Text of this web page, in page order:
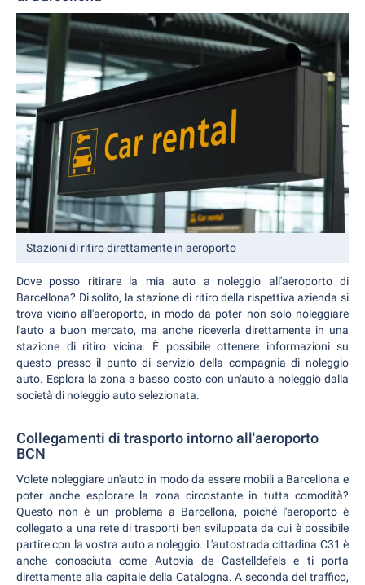
Stazioni di ritiro direttamente in aeroporto
Dove posso ritirare la mia auto a noleggio all'aeroporto di
Barcellona? Di solito, la stazione di ritiro della rispettiva azienda si
trova vicino all'aeroporto, in modo da poter non solo noleggiare
l'auto a buon mercato, ma anche riceverla direttamente in una
stazione di ritiro vicina. È possibile ottenere informazioni su
questo presso il punto di servizio della compagnia di noleggio
auto. Esplora la zona a basso costo con un'auto a noleggio dalla
società di noleggio auto selezionata.
Collegamenti di trasporto intorno all'aeroporto
BCN
Volete noleggiare un'auto in modo da essere mobili a Barcellona e
poter anche esplorare la zona circostante in tutta comodità?
Questo non è un problema a Barcellona, poiché l'aeroporto è
collegato a una rete di trasporti ben sviluppata da cui è possibile
partire con la vostra auto a noleggio. L'autostrada cittadina C31 è
anche conosciuta come Autovia de Castelldefels e ti porta
direttamente alla capitale della Catalogna. A seconda del traffico,